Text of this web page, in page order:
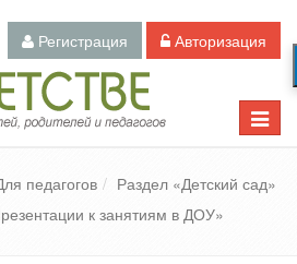
Регистрация Авторизация
Toggle
детстве»
педагогов
Раздел «Детский сад»
к занятиям в ДОУ»